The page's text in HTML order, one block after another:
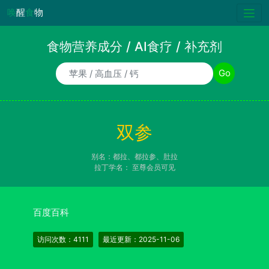
唤醒食物
食物营养成分 / AI食疗 / 补充剂
食物/AI食疗诉求/补充剂名称 Go
双参
别名：都拉、都拉参、肚拉
拉丁学名： 至尊会员可见
百度百科
访问次数：4111 最近更新：2025-11-06